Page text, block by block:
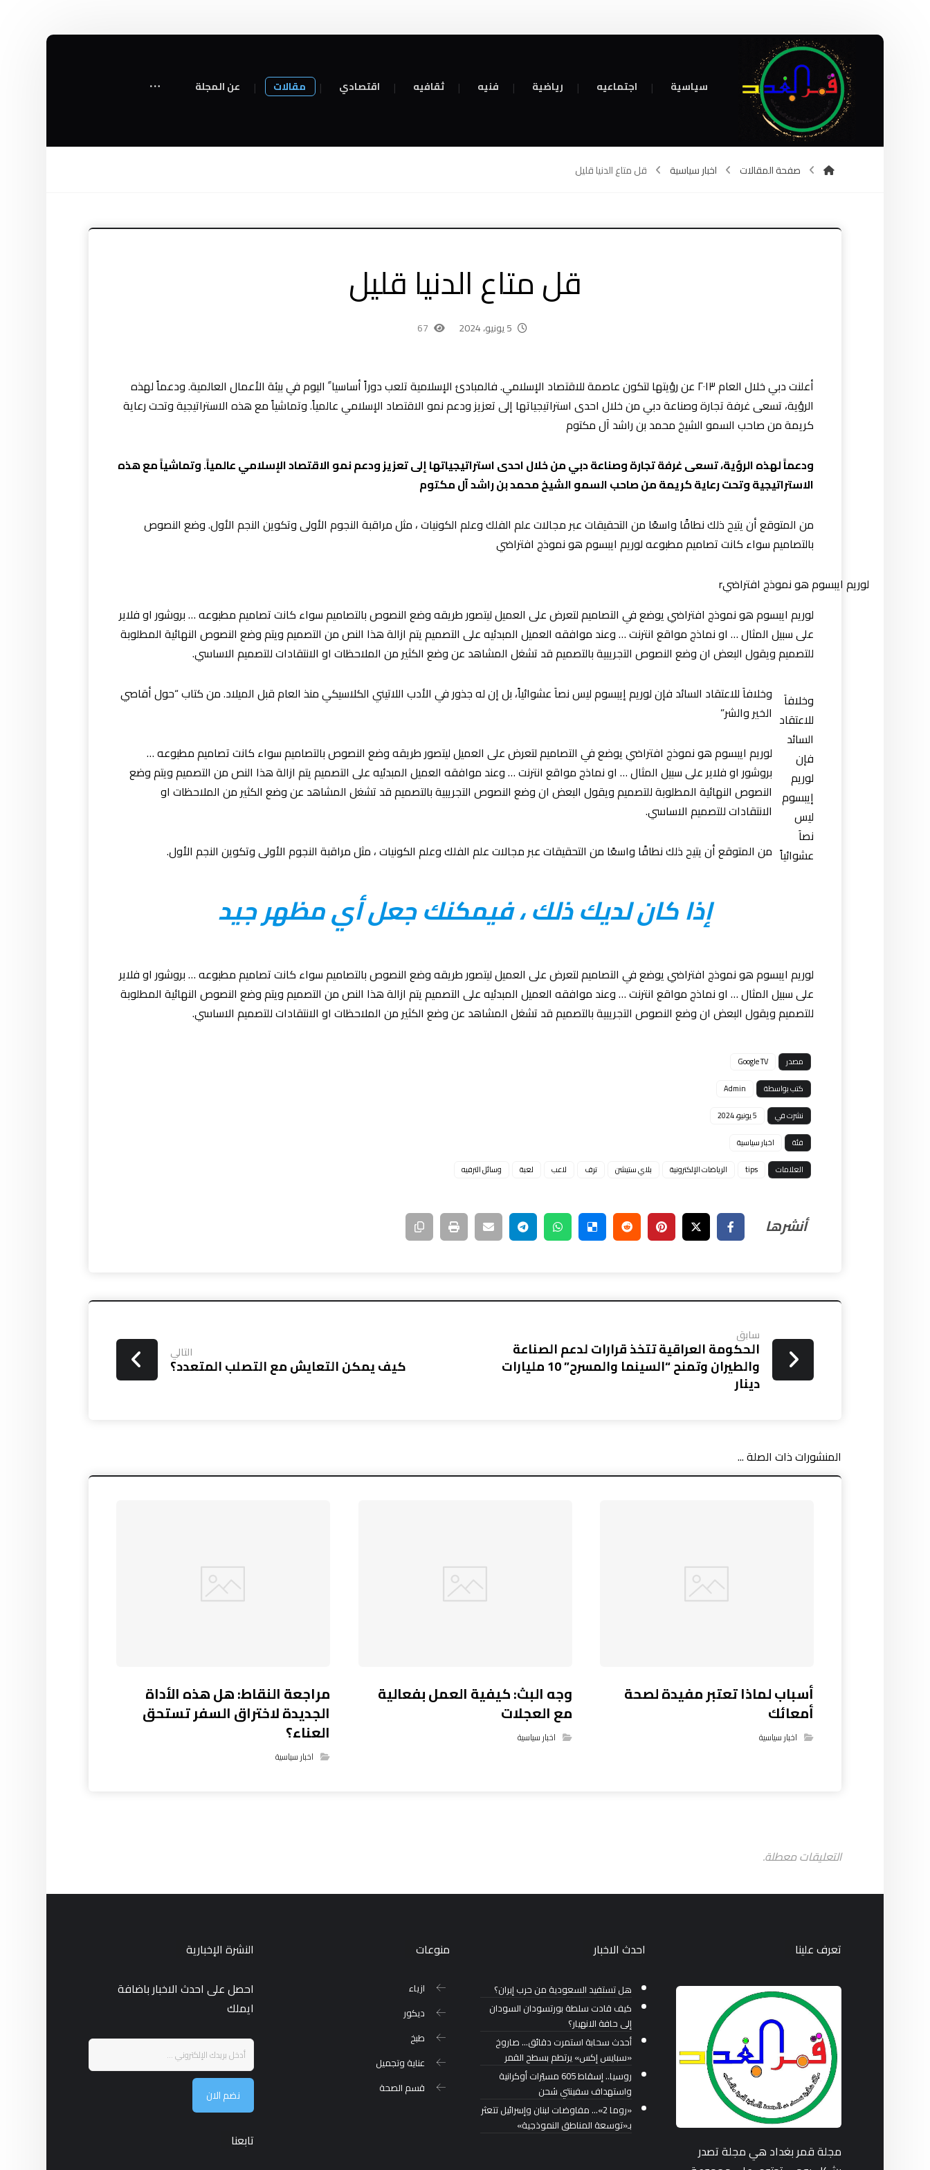
سياسية اجتماعيه رياضية فنيه ثقافيه اقتصادي مقالات عن المجلة
صفحة المقالات اخبار سياسية قل متاع الدنيا قليل
قل متاع الدنيا قليل
5 يونيو، 2024 67
أعلنت دبي خلال العام ٢٠١٣ عن رؤيتها لتكون عاصمة للاقتصاد الإسلامي. فالمبادئ الإسلامية تلعب دوراً أساسيا ً اليوم في بيئة الأعمال العالمية. ودعماً لهذه
الرؤية، تسعى غرفة تجارة وصناعة دبي من خلال احدى استراتيجياتها إلى تعزيز ودعم نمو الاقتصاد الإسلامي عالمياً. وتماشياً مع هذه الاستراتيجية وتحت رعاية
كريمة من صاحب السمو الشيخ محمد بن راشد آل مكتوم
ودعماً لهذه الرؤية، تسعى غرفة تجارة وصناعة دبي من خلال احدى استراتيجياتها إلى تعزيز ودعم نمو الاقتصاد الإسلامي عالمياً. وتماشياً مع هذه
الاستراتيجية وتحت رعاية كريمة من صاحب السمو الشيخ محمد بن راشد آل مكتوم
من المتوقع أن يتيح ذلك نطاقًا واسعًا من التحقيقات عبر مجالات علم الفلك وعلم الكونيات ، مثل مراقبة النجوم الأولى وتكوين النجم الأول. وضع النصوص
بالتصاميم سواء كانت تصاميم مطبوعه لوريم ايبسوم هو نموذج افتراضي
لوريم ايبسوم هو نموذج افتراضيr
لوريم ايبسوم هو نموذج افتراضي يوضع في التصاميم لتعرض على العميل ليتصور طريقه وضع النصوص بالتصاميم سواء كانت تصاميم مطبوعه … بروشور او فلاير
على سبيل المثال … او نماذج مواقع انترنت … وعند موافقه العميل المبدئيه على التصميم يتم ازالة هذا النص من التصميم ويتم وضع النصوص النهائية المطلوبة
للتصميم ويقول البعض ان وضع النصوص التجريبية بالتصميم قد تشغل المشاهد عن وضع الكثير من الملاحظات او الانتقادات للتصميم الاساسي.
وخلافاَ
للاعتقاد
السائد
فإن
لوريم
إيبسوم
ليس
نصاَ
عشوائياً
وخلافاَ للاعتقاد السائد فإن لوريم إيبسوم ليس نصاَ عشوائياً، بل إن له جذور في الأدب اللاتيني الكلاسيكي منذ العام قبل الميلاد. من كتاب “حول أقاصي
الخير والشر”
لوريم ايبسوم هو نموذج افتراضي يوضع في التصاميم لتعرض على العميل ليتصور طريقه وضع النصوص بالتصاميم سواء كانت تصاميم مطبوعه …
بروشور او فلاير على سبيل المثال … او نماذج مواقع انترنت … وعند موافقه العميل المبدئيه على التصميم يتم ازالة هذا النص من التصميم ويتم وضع
النصوص النهائية المطلوبة للتصميم ويقول البعض ان وضع النصوص التجريبية بالتصميم قد تشغل المشاهد عن وضع الكثير من الملاحظات او
الانتقادات للتصميم الاساسي.
من المتوقع أن يتيح ذلك نطاقًا واسعًا من التحقيقات عبر مجالات علم الفلك وعلم الكونيات ، مثل مراقبة النجوم الأولى وتكوين النجم الأول.
إذا كان لديك ذلك ، فيمكنك جعل أي مظهر جيد
لوريم ايبسوم هو نموذج افتراضي يوضع في التصاميم لتعرض على العميل ليتصور طريقه وضع النصوص بالتصاميم سواء كانت تصاميم مطبوعه … بروشور او فلاير
على سبيل المثال … او نماذج مواقع انترنت … وعند موافقه العميل المبدئيه على التصميم يتم ازالة هذا النص من التصميم ويتم وضع النصوص النهائية المطلوبة
للتصميم ويقول البعض ان وضع النصوص التجريبية بالتصميم قد تشغل المشاهد عن وضع الكثير من الملاحظات او الانتقادات للتصميم الاساسي.
مصدر
Google TV
كتب بواسطة
Admin
نشرت في
5 يونيو، 2024
فئة
اخبار سياسية
العلامات
tips الرياضات الإلكترونية بلاي ستيشن ترف لاعب لعبة وسائل الترفيه
سابق
الحكومة العراقية تتخذ قرارات لدعم الصناعة
والطيران وتمنح “السينما والمسرح” 10 مليارات
دينار
التالي
كيف يمكن التعايش مع التصلب المتعدد؟
المنشورات ذات الصلة ...
أسباب لماذا تعتبر مفيدة لصحة
أمعائك
اخبار سياسية
وجه البث: كيفية العمل بفعالية
مع العجلات
اخبار سياسية
مراجعة النقاط: هل هذه الأداة
الجديدة لاختراق السفر تستحق
العناء؟
اخبار سياسية
التعليقات معطلة.
تعرف علينا
مجلة قمر بغداد هي مجلة تصدر
احدث الاخبار
هل تستفيد السعودية من حرب إيران؟
كيف قادت سلطة بورتسودان السودان
إلى حافة الانهيار؟
أحدث سحابة استمرت دقائق… صاروخ
«سبايس إكس» يرتطم بسطح القمر
روسيا.. إسقاط 605 مسيّرات أوكرانية
واستهداف سفينتي شحن
«روما 2»… مفاوضات لبنان وإسرائيل تتعثر
بـ«توسعة المناطق النموذجية»
منوعات
ازياء
ديكور
طبخ
عناية وتجميل
قسم الصحة
النشرة الإخبارية
احصل على احدث الاخبار باضافة
ايملك
نضم الان
تابعنا